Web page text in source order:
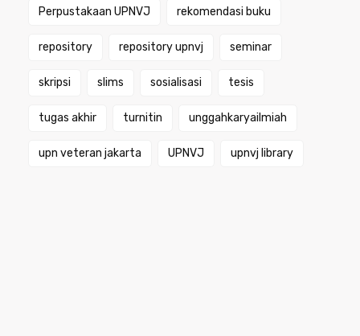
Perpustakaan UPNVJ rekomendasi buku
repository repository upnvj seminar
skripsi slims sosialisasi tesis
tugas akhir turnitin unggahkaryailmiah
upn veteran jakarta UPNVJ upnvj library